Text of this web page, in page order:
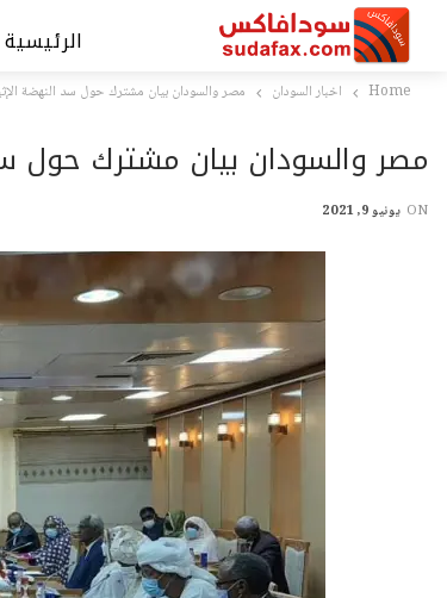
الرئيسية
Home اخبار السودان مصر والسودان بيان مشترك حول سد النهضة
مصر والسودان بيان مشترك حول
ON يونيو 9, 2021